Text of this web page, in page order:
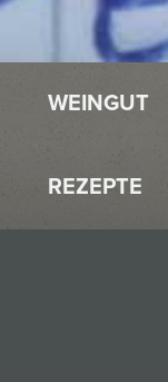
WEINGUT
REZEPTE